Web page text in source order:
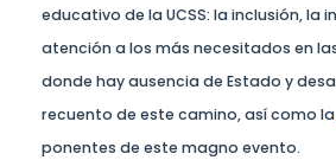
educativo de la UCSS: la inclusión, la
atención a los más necesitados en
donde hay ausencia de Estado y
recuento de este camino, así como la
ponentes de este magno evento.